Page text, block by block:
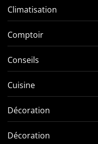
Climatisation
Comptoir
Conseils
Cuisine
Décoration
Décoration